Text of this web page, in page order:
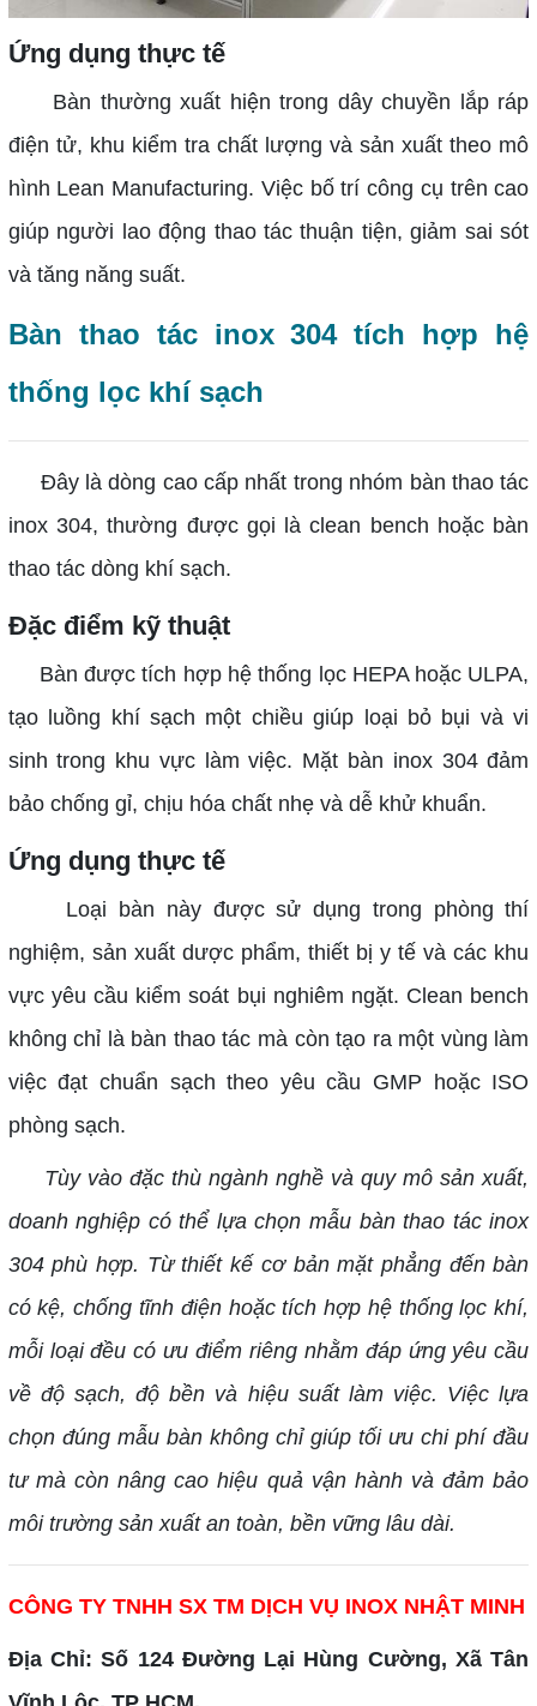
Ứng dụng thực tế
Bàn thường xuất hiện trong dây chuyền lắp ráp
điện tử, khu kiểm tra chất lượng và sản xuất theo mô
hình Lean Manufacturing. Việc bố trí công cụ trên cao
giúp người lao động thao tác thuận tiện, giảm sai sót
và tăng năng suất.
Bàn thao tác inox 304 tích hợp hệ
thống lọc khí sạch
Đây là dòng cao cấp nhất trong nhóm bàn thao tác
inox 304, thường được gọi là clean bench hoặc bàn
thao tác dòng khí sạch.
Đặc điểm kỹ thuật
Bàn được tích hợp hệ thống lọc HEPA hoặc ULPA,
tạo luồng khí sạch một chiều giúp loại bỏ bụi và vi
sinh trong khu vực làm việc. Mặt bàn inox 304 đảm
bảo chống gỉ, chịu hóa chất nhẹ và dễ khử khuẩn.
Ứng dụng thực tế
Loại bàn này được sử dụng trong phòng thí
nghiệm, sản xuất dược phẩm, thiết bị y tế và các khu
vực yêu cầu kiểm soát bụi nghiêm ngặt. Clean bench
không chỉ là bàn thao tác mà còn tạo ra một vùng làm
việc đạt chuẩn sạch theo yêu cầu GMP hoặc ISO
phòng sạch.
Tùy vào đặc thù ngành nghề và quy mô sản xuất,
doanh nghiệp có thể lựa chọn mẫu bàn thao tác inox
304 phù hợp. Từ thiết kế cơ bản mặt phẳng đến bàn
có kệ, chống tĩnh điện hoặc tích hợp hệ thống lọc khí,
mỗi loại đều có ưu điểm riêng nhằm đáp ứng yêu cầu
về độ sạch, độ bền và hiệu suất làm việc. Việc lựa
chọn đúng mẫu bàn không chỉ giúp tối ưu chi phí đầu
tư mà còn nâng cao hiệu quả vận hành và đảm bảo
môi trường sản xuất an toàn, bền vững lâu dài.
CÔNG TY TNHH SX TM DỊCH VỤ INOX NHẬT MINH
Địa Chỉ: Số 124 Đường Lại Hùng Cường, Xã Tân